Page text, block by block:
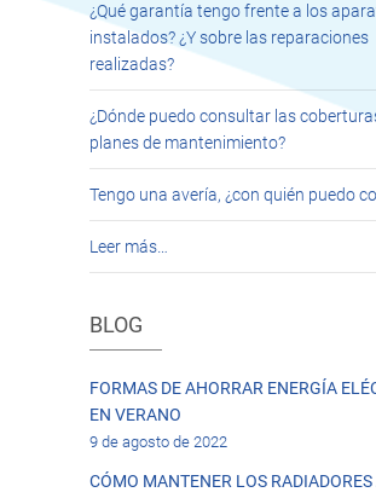
¿Qué garantía tengo frente a los
instalados? ¿Y sobre las reparaciones
realizadas?
¿Dónde puedo consultar las
planes de mantenimiento?
Tengo una avería, ¿con quién puedo
Leer más…
BLOG
FORMAS DE AHORRAR ENERGÍA
EN VERANO
9 de agosto de 2022
CÓMO MANTENER LOS